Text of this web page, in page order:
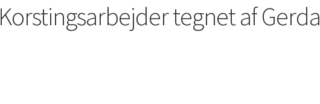
tegnet af Gerda